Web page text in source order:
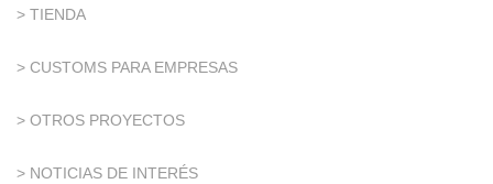
> TIENDA
> CUSTOMS PARA EMPRESAS
> OTROS PROYECTOS
> NOTICIAS DE INTERÉS